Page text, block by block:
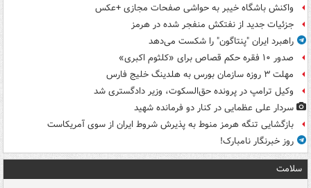
واکنش باشگاه خیبر به حواشی صفحات مجازی +عکس
جزئیات جدید از نفتکش منفجر شده در هرمز
راهبرد ایران "پنتاگون" را شکست می‌دهد
صدور ۱۰ فقره حکم قصاص برای «کلثوم اکبری»
مهلت ۳ روزه سازمان بورس به هلدینگ خلیج فارس
وکیل ترامپ در پرونده حق‌السکوت، وزیر دادگستری شد
سردار علی عظمایی در کنار دو فرمانده شهید
بازگشایی تنگه هرمز منوط به پذیرش شروط ایران از سوی آمریکاست
روز خبرنگار نامبارک!
سلامت